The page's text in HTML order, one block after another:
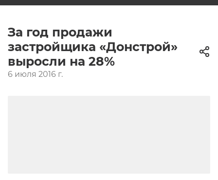
За год продажи
застройщика «Донстрой»
выросли на 28%
6 июля 2016 г.